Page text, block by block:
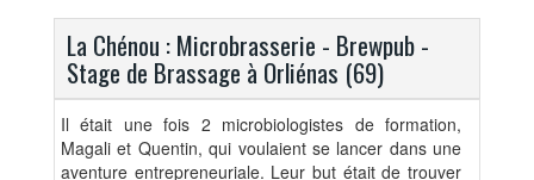
La Chénou : Microbrasserie - Brewpub -
Stage de Brassage à Orliénas (69)
Il était une fois 2 microbiologistes de formation,
Magali et Quentin, qui voulaient se lancer dans une
aventure entrepreneuriale. Leur but était de trouver